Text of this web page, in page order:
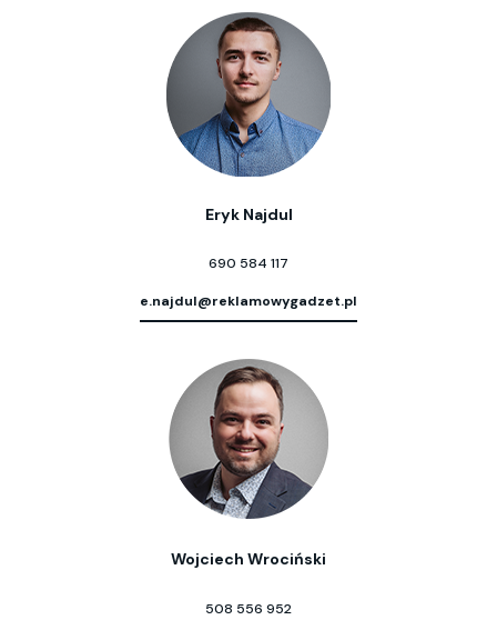
Eryk Najdul
690 584 117
e.najdul@reklamowygadzet.pl
Wojciech Wrociński
508 556 952